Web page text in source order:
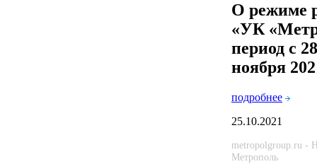
О режиме
«УК
период с
ноября
подробнее
25.10.2021
metropolgroup.ru -
Метрополь